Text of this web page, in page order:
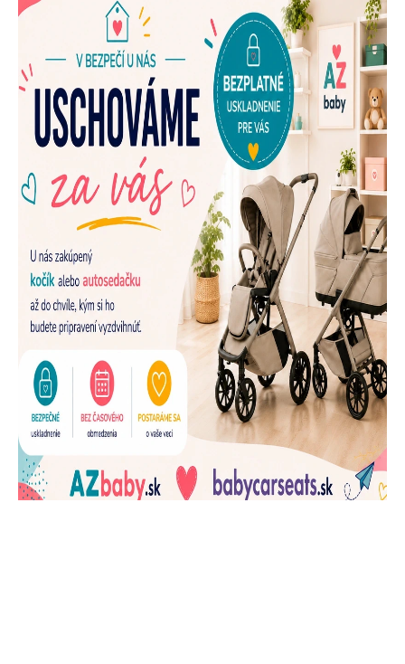
E
N
U
R
D
J
Ň
U